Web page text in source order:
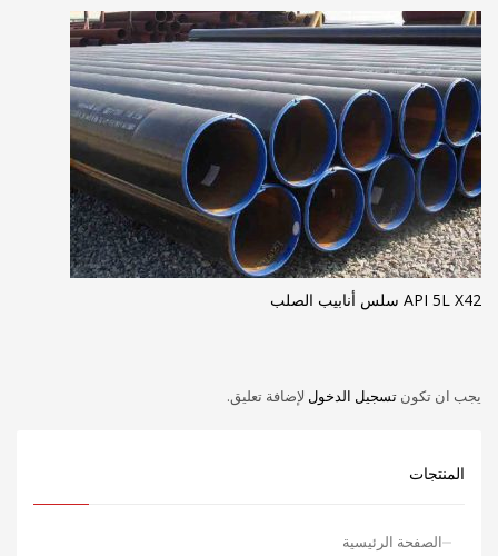
API 5L X42 سلس أنابيب الصلب
يجب ان تكون تسجيل الدخول لإضافة تعليق.
المنتجات
الصفحة الرئيسية